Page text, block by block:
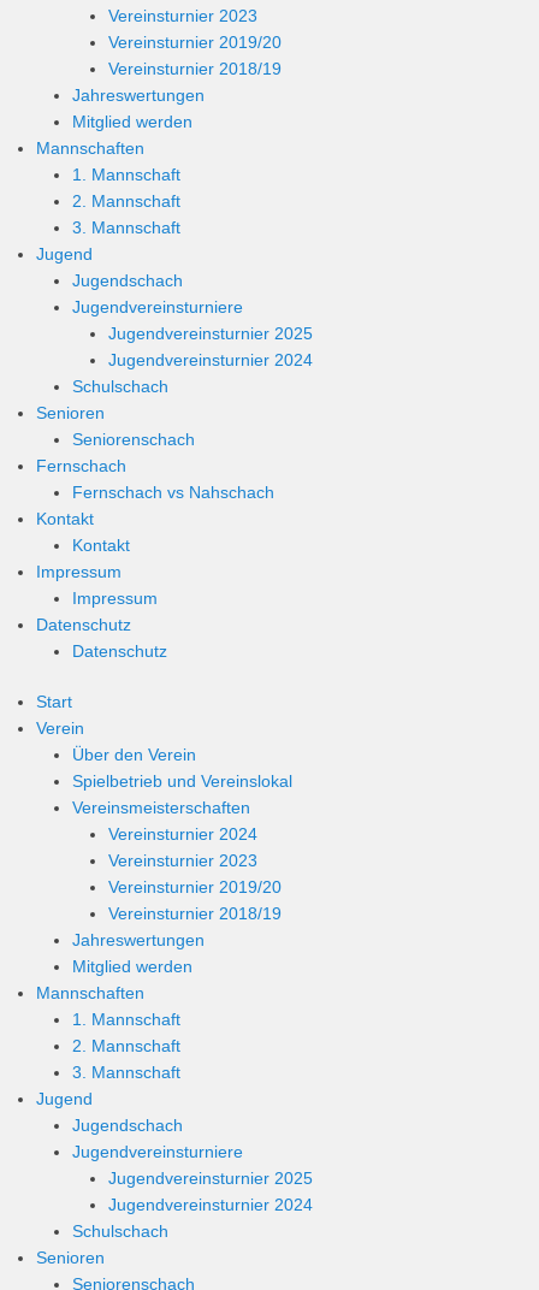
Vereinsturnier 2023
Vereinsturnier 2019/20
Vereinsturnier 2018/19
Jahreswertungen
Mitglied werden
Mannschaften
1. Mannschaft
2. Mannschaft
3. Mannschaft
Jugend
Jugendschach
Jugendvereinsturniere
Jugendvereinsturnier 2025
Jugendvereinsturnier 2024
Schulschach
Senioren
Seniorenschach
Fernschach
Fernschach vs Nahschach
Kontakt
Kontakt
Impressum
Impressum
Datenschutz
Datenschutz
Start
Verein
Über den Verein
Spielbetrieb und Vereinslokal
Vereinsmeisterschaften
Vereinsturnier 2024
Vereinsturnier 2023
Vereinsturnier 2019/20
Vereinsturnier 2018/19
Jahreswertungen
Mitglied werden
Mannschaften
1. Mannschaft
2. Mannschaft
3. Mannschaft
Jugend
Jugendschach
Jugendvereinsturniere
Jugendvereinsturnier 2025
Jugendvereinsturnier 2024
Schulschach
Senioren
Seniorenschach